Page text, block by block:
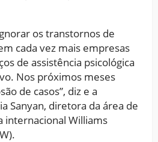
os transtornos de
cada vez mais empresas
de assistência psicológica
Nos próximos meses
de casos”, diz e a
Sanyan, diretora da área de
internacional Williams